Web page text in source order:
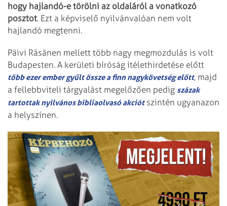
hogy hajlandó-e törölni az oldaláról a vonatkozó
posztot. Ezt a képviselő nyilvánvalóan nem volt
hajlandó megtenni.
Päivi Räsänen mellett több nagy megmozdulás is volt
Budapesten. A kerületi bíróság ítélethirdetése előtt
több ezer ember gyűlt össze a finn nagykövetség előtt, majd
a fellebbviteli tárgyalást megelőzően pedig százak
tartottak nyilvános bibliaolvasó akciótszintén ugyanazon
a helyszínen.